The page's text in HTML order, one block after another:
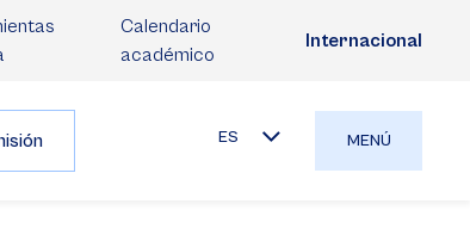
Calendario
académico
Internacional
ES MENÚ